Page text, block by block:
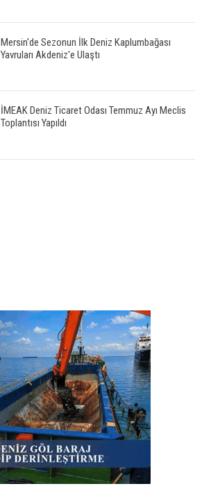
Mersin'de Sezonun İlk Deniz Kaplumbağası
Yavruları Akdeniz'e Ulaştı
İMEAK Deniz Ticaret Odası Temmuz Ayı Meclis
Toplantısı Yapıldı